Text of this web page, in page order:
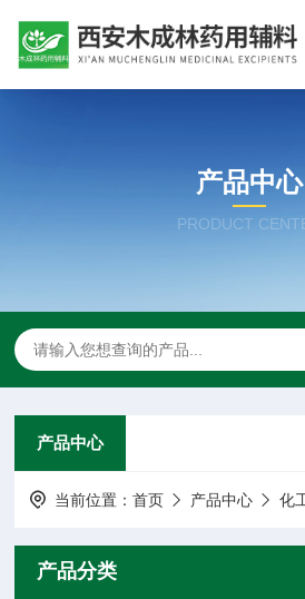
产品中心
PRODUCT
产品中心
当前位置：首页 产品中心 化
产品分类